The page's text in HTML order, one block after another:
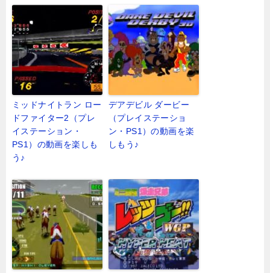
ミッドナイトラン ロー
ドファイター2（プレ
イステーション・
PS1）の動画を楽しも
う♪
デアデビル ダービー
（プレイステーショ
ン・PS1）の動画を楽
しもう♪